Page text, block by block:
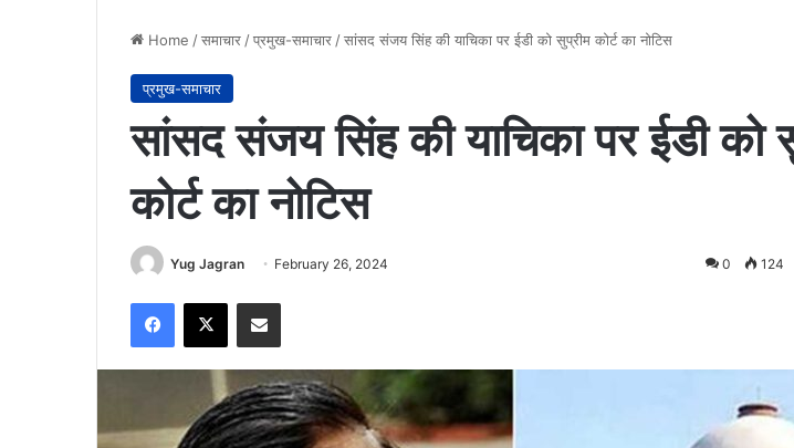
Home /समाचार /प्रमुख-समाचार /सांसद संजय सिंह की याचिका पर ईडी को सुप्रीम कोर्ट का नोटिस
प्रमुख-समाचार
सांसद संजय सिंह की याचिका पर ईडी को
कोर्ट का नोटिस
Yug Jagran February 26, 2024 0 124